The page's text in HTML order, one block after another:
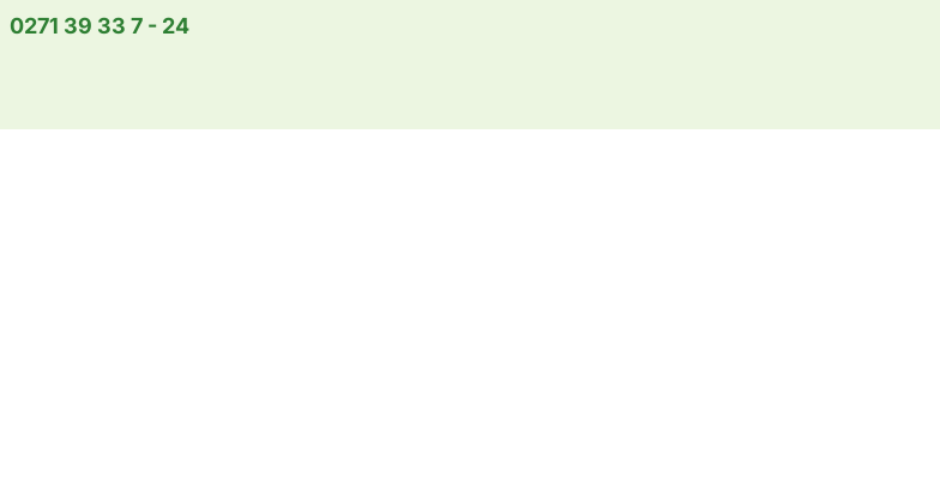
0271 39 33 7 - 24